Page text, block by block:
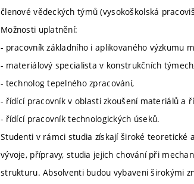
členové vědeckých týmů (vysokoškolská
Možnosti uplatnění:
- pracovník základního i aplikovaného výzkumu
- materiálový specialista v konstrukčních
- technolog tepelného zpracování,
- řídící pracovník v oblasti zkoušení materiálů a
- řídící pracovník technologických úseků.
Studenti v rámci studia získají široké
vývoje, přípravy, studia jejich chování při
strukturu. Absolventi budou vybaveni širokými